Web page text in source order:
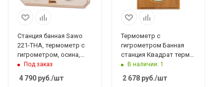
Станция банная Sawo
221-THA, термометр с
гигрометром, осина,
140*225 мм
Под заказ
4 790 руб./шт
Термометр с
гигрометром Банная
станция Квадрат термо,
липа, TH-11T, 212F,
Банный Эксперт
В наличии: 1
2 678руб./шт